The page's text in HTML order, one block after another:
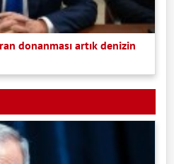
donanması artık denizin